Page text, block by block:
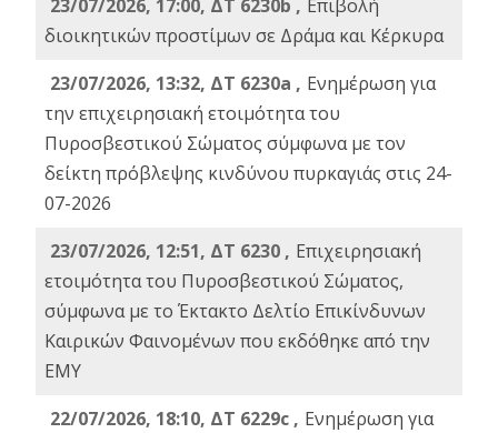
23/07/2026, 17:00, ΔΤ 6230b , Επιβολή
διοικητικών προστίμων σε Δράμα και Κέρκυρα
23/07/2026, 13:32, ΔΤ 6230a , Ενημέρωση για
την επιχειρησιακή ετοιμότητα του
Πυροσβεστικού Σώματος σύμφωνα με τον
δείκτη πρόβλεψης κινδύνου πυρκαγιάς στις 24-
07-2026
23/07/2026, 12:51, ΔΤ 6230 , Επιχειρησιακή
ετοιμότητα του Πυροσβεστικού Σώματος,
σύμφωνα με το Έκτακτο Δελτίο Επικίνδυνων
Καιρικών Φαινομένων που εκδόθηκε από την
ΕΜΥ
22/07/2026, 18:10, ΔΤ 6229c , Ενημέρωση για